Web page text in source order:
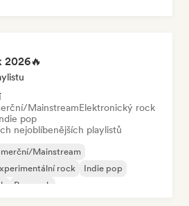
2026🔥
MainstreamElektronický rock
pop
nejoblíbenějších playlistů
Mainstream
rock
Indie pop
Pop rock